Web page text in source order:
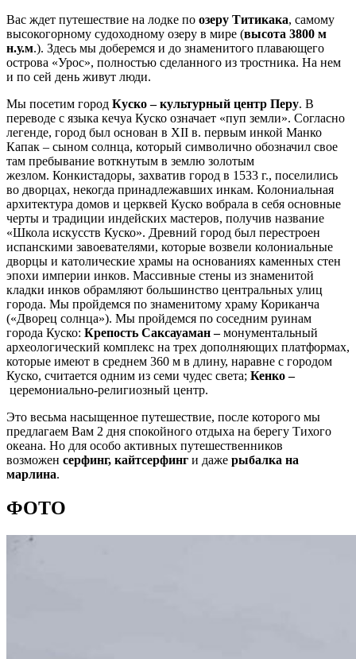
Вас ждет путешествие на лодке по озеру Титикака, самому
высокогорному судоходному озеру в мире (высота 3800 м
н.у.м.). Здесь мы доберемся и до знаменитого плавающего
острова «Урос», полностью сделанного из тростника. На нем
и по сей день живут люди.
Мы посетим город Куско – культурный центр Перу. В
переводе с языка кечуа Куско означает «пуп земли». Согласно
легенде, город был основан в XII в. первым инкой Манко
Капак – сыном солнца, который символично обозначил свое
там пребывание воткнутым в землю золотым
жезлом. Конкистадоры, захватив город в 1533 г., поселились
во дворцах, некогда принадлежавших инкам. Колониальная
архитектура домов и церквей Куско вобрала в себя основные
черты и традиции индейских мастеров, получив название
«Школа искусств Куско». Древний город был перестроен
испанскими завоевателями, которые возвели колониальные
дворцы и католические храмы на основаниях каменных стен
эпохи империи инков. Массивные стены из знаменитой
кладки инков обрамляют большинство центральных улиц
города. Мы пройдемся по знаменитому храму Кориканча
(«Дворец солнца»). Мы пройдемся по соседним руинам
города Куско: Крепость Саксауаман –монументальный
археологический комплекс на трех дополняющих платформах,
которые имеют в среднем 360 м в длину, наравне с городом
Куско, считается одним из семи чудес света; Кенко –
церемониально-религиозный центр.
Это весьма насыщенное путешествие, после которого мы
предлагаем Вам 2 дня спокойного отдыха на берегу Тихого
океана. Но для особо активных путешественников
возможен серфинг, кайтсерфинг и даже рыбалка на
марлина.
ФОТО